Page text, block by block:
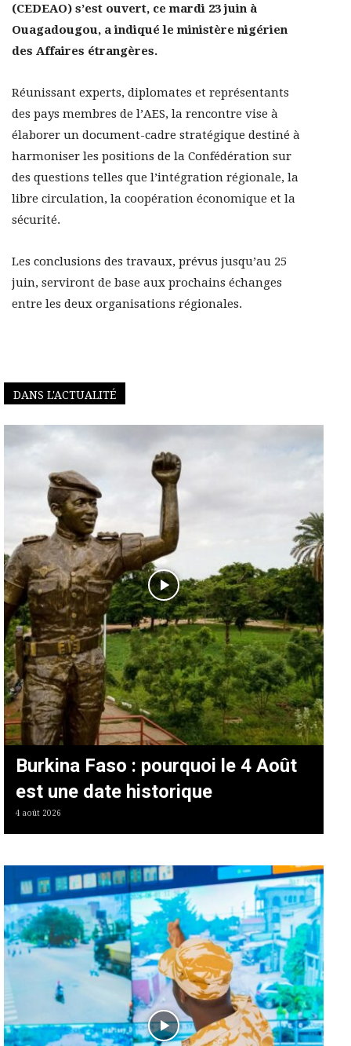
(CEDEAO) s’est ouvert, ce mardi 23 juin à
Ouagadougou, a indiqué le ministère nigérien
des Affaires étrangères.
Réunissant experts, diplomates et représentants
des pays membres de l’AES, la rencontre vise à
élaborer un document-cadre stratégique destiné à
harmoniser les positions de la Confédération sur
des questions telles que l’intégration régionale, la
libre circulation, la coopération économique et la
sécurité.
Les conclusions des travaux, prévus jusqu’au 25
juin, serviront de base aux prochains échanges
entre les deux organisations régionales.
DANS L'ACTUALITÉ
Burkina Faso : pourquoi le 4 Août
est une date historique
4 août 2026